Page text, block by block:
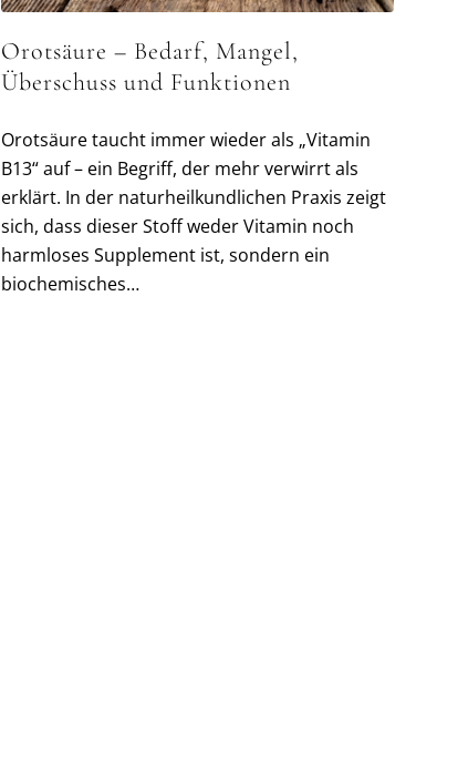
Orotsäure – Bedarf, Mangel,
Überschuss und Funktionen
Orotsäure taucht immer wieder als „Vitamin
B13“ auf – ein Begriff, der mehr verwirrt als
erklärt. In der naturheilkundlichen Praxis zeigt
sich, dass dieser Stoff weder Vitamin noch
harmloses Supplement ist, sondern ein
biochemisches…